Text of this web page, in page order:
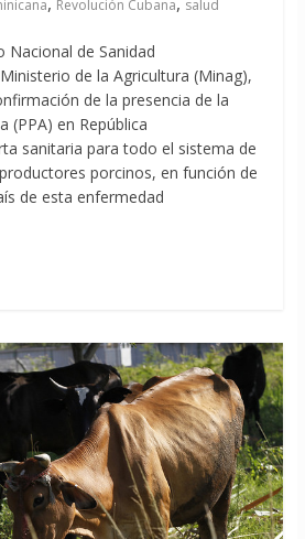
Revolución Cubana salud
Nacional de Sanidad
de la Agricultura (Minag),
de la presencia de la
(PPA) en República
sanitaria para todo el sistema de
porcinos, en función de
de esta enfermedad